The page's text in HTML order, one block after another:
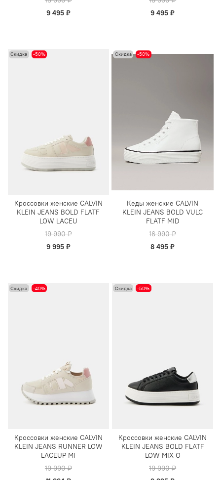
9 495 ₽
9 495 ₽
Скидка -50%
Кроссовки женские CALVIN
KLEIN JEANS BOLD FLATF
LOW LACEU
19 990 ₽
9 995 ₽
Скидка -50%
Кеды женские CALVIN
KLEIN JEANS BOLD VULC
FLATF MID
16 990 ₽
8 495 ₽
Скидка -40%
Кроссовки женские CALVIN
KLEIN JEANS RUNNER LOW
LACEUP MI
19 990 ₽
Скидка -50%
Кроссовки женские CALVIN
KLEIN JEANS BOLD FLATF
LOW MIX O
19 990 ₽